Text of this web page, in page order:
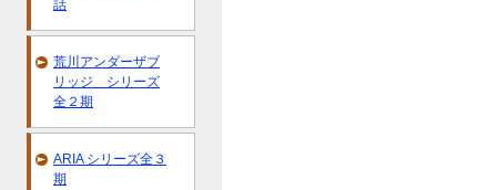
話
荒川アンダーザブ
リッジ シリーズ
全２期
ARIA シリーズ全３
期